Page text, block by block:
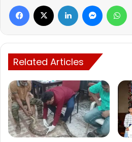
विश्व हिंदू परिषद ने बंद का ऐलान किया है।
छत्तीसगढ़ बंद पर क्या-क्या होगा
छत्तीसगढ़ बीजेपी के प्रदेश अध्यक्ष अरुण
जाकर पीड़ित परिवार से मुलाकात करेंगे।
Facebook LinkedIn
Related Articles